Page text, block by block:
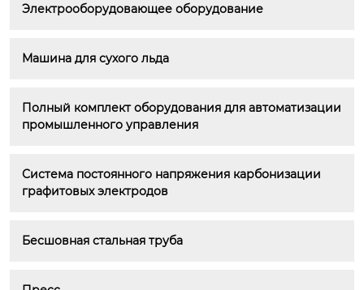
Электрооборудовающее оборудование
Машина для сухого льда
Полный комплект оборудования для автоматизации
промышленного управления
Система постоянного напряжения карбонизации
графитовых электродов
Бесшовная стальная труба